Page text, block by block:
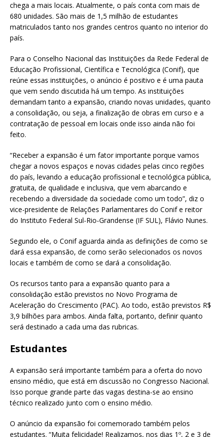
chega a mais locais. Atualmente, o país conta com mais de
680 unidades. São mais de 1,5 milhão de estudantes
matriculados tanto nos grandes centros quanto no interior do
país.
Para o Conselho Nacional das Instituições da Rede Federal de
Educação Profissional, Científica e Tecnológica (Conif), que
reúne essas instituições, o anúncio é positivo e é uma pauta
que vem sendo discutida há um tempo. As instituições
demandam tanto a expansão, criando novas unidades, quanto
a consolidação, ou seja, a finalização de obras em curso e a
contratação de pessoal em locais onde isso ainda não foi
feito.
“Receber a expansão é um fator importante porque vamos
chegar a novos espaços e novas cidades pelas cinco regiões
do país, levando a educação profissional e tecnológica pública,
gratuita, de qualidade e inclusiva, que vem abarcando e
recebendo a diversidade da sociedade como um todo”, diz o
vice-presidente de Relações Parlamentares do Conif e reitor
do Instituto Federal Sul-Rio-Grandense (IF SUL), Flávio Nunes.
Segundo ele, o Conif aguarda ainda as definições de como se
dará essa expansão, de como serão selecionados os novos
locais e também de como se dará a consolidação.
Os recursos tanto para a expansão quanto para a
consolidação estão previstos no Novo Programa de
Aceleração do Crescimento (PAC). Ao todo, estão previstos R$
3,9 bilhões para ambos. Ainda falta, portanto, definir quanto
será destinado a cada uma das rubricas.
Estudantes
A expansão será importante também para a oferta do novo
ensino médio, que está em discussão no Congresso Nacional.
Isso porque grande parte das vagas destina-se ao ensino
técnico realizado junto com o ensino médio.
O anúncio da expansão foi comemorado também pelos
estudantes. “Muita felicidade! Realizamos, nos dias 1º, 2 e 3 de